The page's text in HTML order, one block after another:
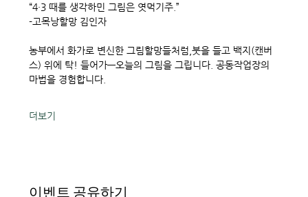
“4·3 때를 생각하민 그림은 엿먹기주.”
-고목낭할망 김인자
농부에서 화가로 변신한 그림할망들처럼,붓을 들고 백지(캔버
스) 위에 탁! 들어가—오늘의 그림을 그립니다. 공동작업장의
마법을 경험합니다.
더보기
이벤트 공유하기